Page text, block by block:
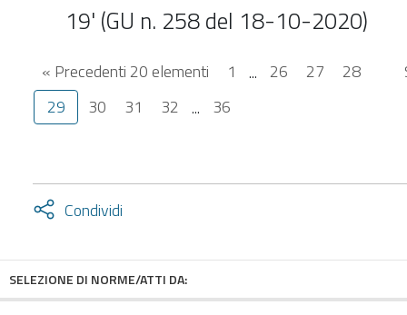
19' (GU n. 258 del 18-10-2020)
« Precedenti 20 elementi 1 ... 26 27
28
29
30 31 32 ... 36
Condividi
Attiva
SELEZIONE DI NORME/ATTI DA: